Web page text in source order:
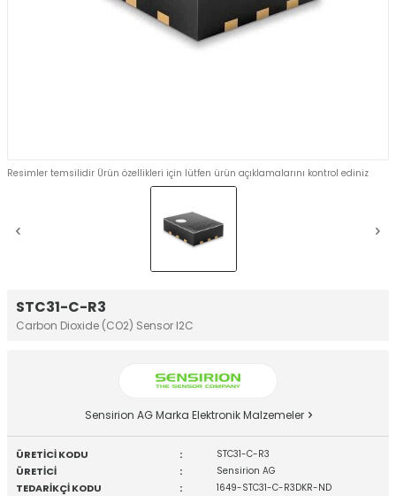
STC31-C-R3
Carbon Dioxide (CO2) Sensor I2C
Resimler temsilidir Ürün özellikleri için lütfen ürün açıklamalarını kontrol ediniz
Sensirion AG Marka Elektronik Malzemeler
ÜRETİCİ KODU : STC31-C-R3
ÜRETİCİ : Sensirion AG
TEDARİKÇİ KODU : 1649-STC31-C-R3DKR-ND